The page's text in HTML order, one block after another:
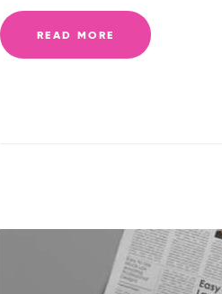
READ MORE